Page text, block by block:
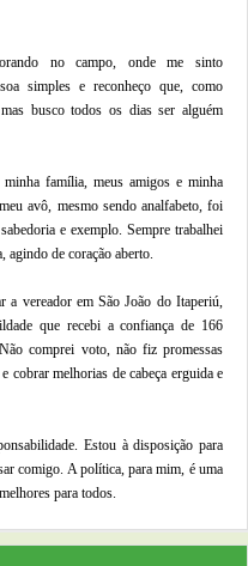
no campo, onde me sinto
simples e reconheço que, como
busco todos os dias ser alguém
família, meus amigos e minha
avô, mesmo sendo analfabeto, foi
e exemplo. Sempre trabalhei
agindo de coração aberto.
a vereador em São João do Itaperiú,
que recebi a confiança de 166
comprei voto, não fiz promessas
cobrar melhorias de cabeça erguida e
Estou à disposição para
comigo. A política, para mim, é uma
para todos.